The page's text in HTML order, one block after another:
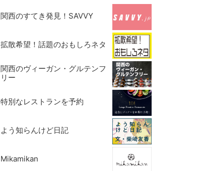
関西のすてき発見！SAVVY
拡散希望！話題のおもしろネタ
関西のヴィーガン・グルテンフ
リー
特別なレストランを予約
よう知らんけど日記
Mikamikan